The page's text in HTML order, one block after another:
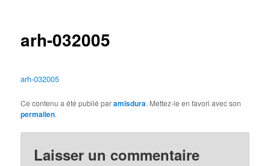
arh-032005
arh-032005
Ce contenu a été publié paramisdura. Mettez-le en favori avec son
permalien.
Laisser un commentaire